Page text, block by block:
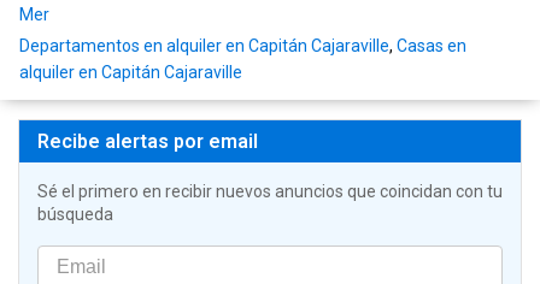
Mer
Departamentos en alquiler en Capitán Cajaraville, Casas en
alquiler en Capitán Cajaraville
Recibe alertas por email
Sé el primero en recibir nuevos anuncios que coincidan con tu
búsqueda